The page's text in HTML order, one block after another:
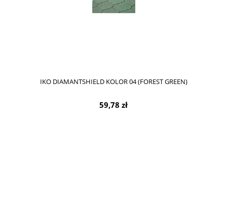
IKO DIAMANTSHIELD KOLOR 04 (FOREST GREEN)
59,78 zł